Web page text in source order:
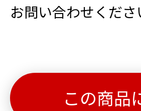
お問い合わせくださ
この商品